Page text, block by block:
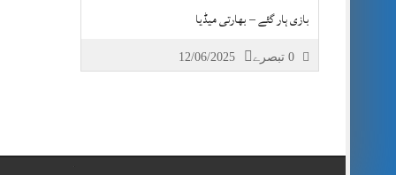
بازی ہار گئے – بھارتی میڈیا
12/06/2025